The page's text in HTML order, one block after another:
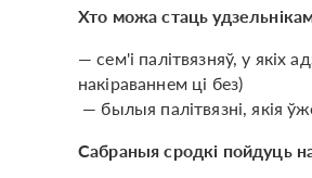
Хто можа стаць
— сем'і палітвязняў, у якіх
накіраваннем ці без)
— былыя палітвязні, якія
Сабраныя сродкі пойдуць